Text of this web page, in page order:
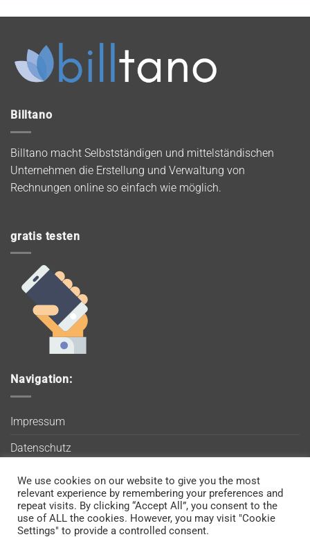
Billtano
Billtano macht Selbstständigen und mittelständischen
Unternehmen die Erstellung und Verwaltung von
Rechnungen online so einfach wie möglich.
gratis testen
Navigation:
Impressum
Datenschutz
AGB
Blog
Kontakt
We use cookies on our website to give you the most
relevant experience by remembering your preferences and
repeat visits. By clicking “Accept All”, you consent to the
use of ALL the cookies. However, you may visit "Cookie
Settings" to provide a controlled consent.
Wir verwenden Cookies, um sicherzustellen, dass Sie auf
unserer Website die bestmögliche Erfahrung machen. Wenn
Sie diese Website weiterhin nutzen, gehen wir davon aus, dass